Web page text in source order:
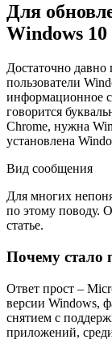
Для
Windows 10
Достаточно давно
пользователи
информационное
говорится
Chrome, нужна
установлена
Вид сообщения
Для многих
по этому поводу.
статье.
Почему стало
Ответ прост –
версии Windows,
снятием с
приложений,